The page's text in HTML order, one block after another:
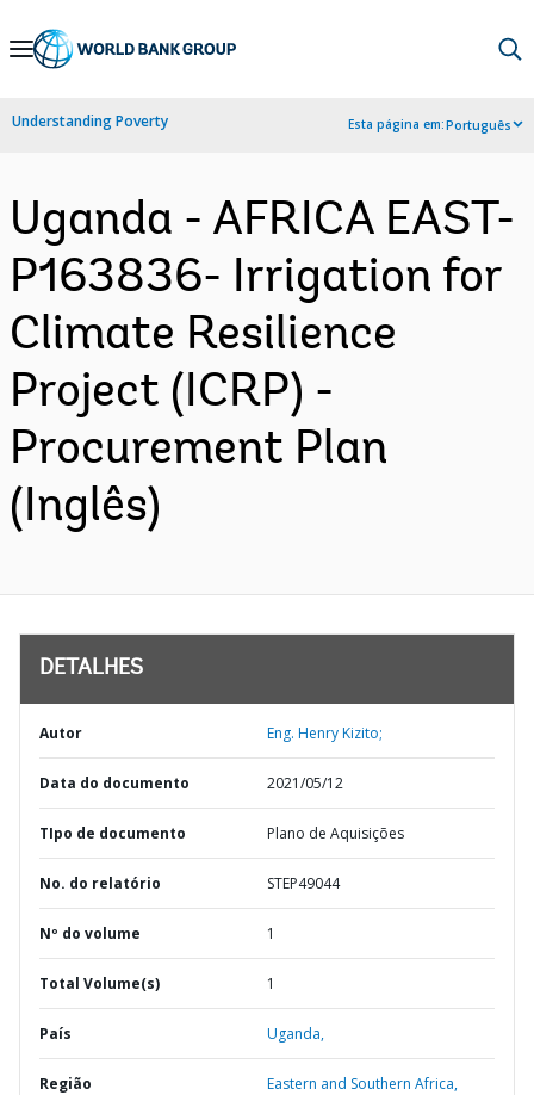
Skip
Navigation
Understanding Poverty Esta página em:Português
Uganda - AFRICA EAST-
P163836- Irrigation for
Climate Resilience
Project (ICRP) -
Procurement Plan
(Inglês)
DETALHES
Autor Eng. Henry Kizito;
Data do documento 2021/05/12
TIpo de documento Plano de Aquisições
No. do relatório STEP49044
Nº do volume 1
Total Volume(s) 1
País Uganda,
Região Eastern and Southern Africa,